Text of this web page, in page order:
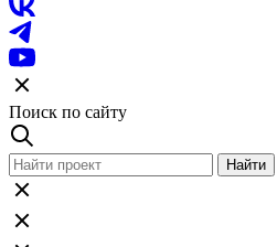
Поиск по сайту